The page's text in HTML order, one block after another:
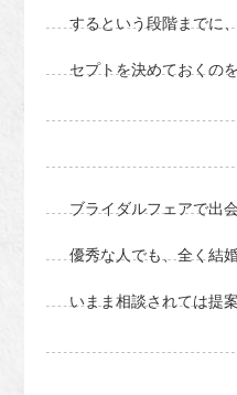
するという段階までに
セプトを決めておくの
ブライダルフェアで出
優秀な人でも、全く結
いまま相談されては提